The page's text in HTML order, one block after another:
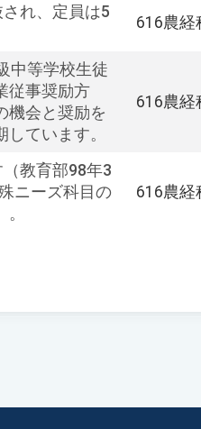
れ、定員は5
616農経
中等学校生徒
従事奨励方
機会と奨励を
ています。
616農経
教育部98年3
ニーズ科目の
616農経